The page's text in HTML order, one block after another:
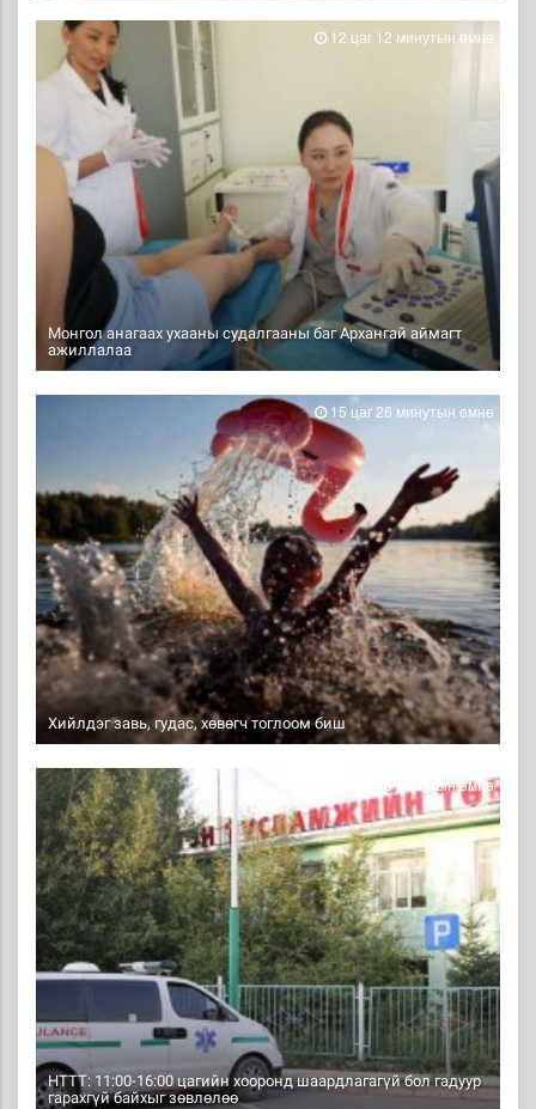
Монгол анагаах ухааны судалгааны баг Архангай аймагт
ажиллалаа
12 цаг 12 минутын өмнө
Хийлдэг завь, гудас, хөвөгч тоглоом биш
15 цаг 26 минутын өмнө
НТТТ: 11:00-16:00 цагийн хооронд шаардлагагүй бол гадуур
гарахгүй байхыг зөвлөлөө
17 цаг 48 минутын өмнө